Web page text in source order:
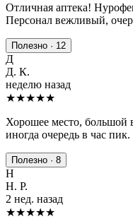
Отличная аптека!
Персонал вежливый,
Полезно · 12
Д
Д. К.
неделю назад
★★★★★
Хорошее место,
иногда очередь в час пик.
Полезно · 8
Н
Н. Р.
2 нед. назад
★★★★★